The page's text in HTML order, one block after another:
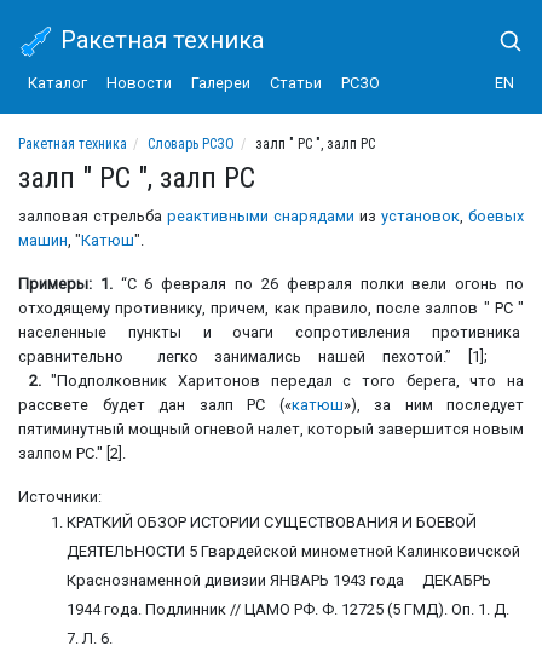
Ракетная техника
Каталог Новости Галереи Статьи РСЗО EN
Ракетная техника Словарь РСЗО залп " РС ", залп РС
залп " РС ", залп РС
залповая стрельба реактивными снарядами из установок, боевых
машин, "Катюш".
Примеры: 1.“С 6 февраля по 26 февраля полки вели огонь по
отходящему противнику, причем, как правило, после залпов " РС "
населенные пункты и очаги сопротивления противника
сравнительно легко занимались нашей пехотой.” [1];
2."Подполковник Харитонов передал с того берега, что на
рассвете будет дан залп РС («катюш»), за ним последует
пятиминутный мощный огневой налет, который завершится новым
залпом РС." [2].
Источники:
КРАТКИЙ ОБЗОР ИСТОРИИ СУЩЕСТВОВАНИЯ И БОЕВОЙ
ДЕЯТЕЛЬНОСТИ 5 Гвардейской минометной Калинковичской
Краснознаменной дивизии ЯНВАРЬ 1943 года ДЕКАБРЬ
1944 года. Подлинник // ЦАМО РФ. Ф. 12725 (5 ГМД). Оп. 1. Д.
7. Л. 6.